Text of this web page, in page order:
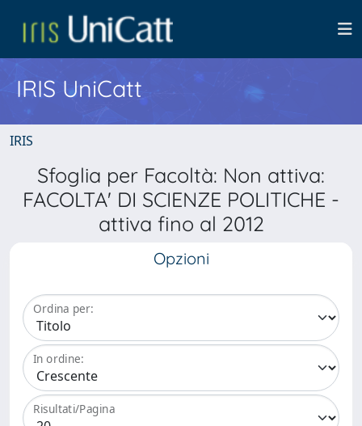
IRIS UniCatt
IRIS
Sfoglia per Facoltà: Non attiva:
FACOLTA' DI SCIENZE POLITICHE -
attiva fino al 2012
Opzioni
Ordina per:
In ordine:
Risultati/Pagina